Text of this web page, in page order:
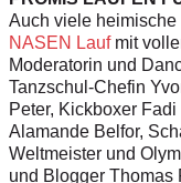
Auch viele
NASEN Laufmit
Moderatorin und
Tanzschul-Chefin
Peter, Kickboxer
Alamande Belfor,
Weltmeister und
und Blogger Thomas